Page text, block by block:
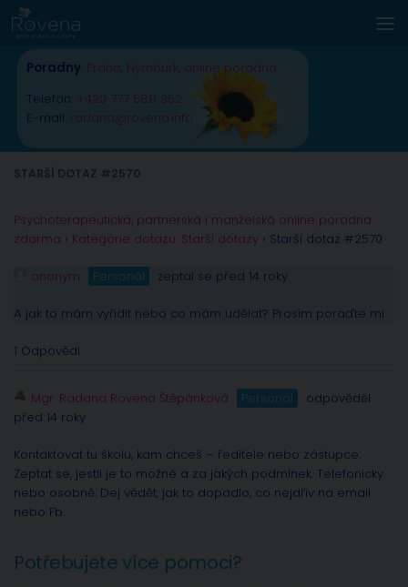
Skip to content
Poradny Praha Nymburk online poradna
Telefon: +420 777 588 352
E-mail: radana@rovena.info
Psychoterapeutická, partnerská i manželská online poradna
zdarma › Kategorie dotazu: Starší dotazy › Starší dotaz #2570
anonym Personál zeptal se před 14 roky
A jak to mám vyřídit nebo co mám udělat? Prosím poraďte mi
1 Odpovědi
Mgr. Radana Rovena Štěpánková Personál
odpověděl
před 14 roky
Kontaktovat tu školu, kam chceš – ředitele nebo zástupce.
Zeptat se, jestli je to možné a za jakých podmínek. Telefonicky
nebo osobně. Dej vědět, jak to dopadlo, co nejdřív na email
nebo Fb.
Potřebujete více pomoci?